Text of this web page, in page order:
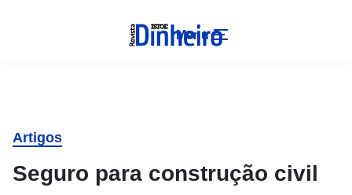
Menu
Artigos
Seguro para construção civil